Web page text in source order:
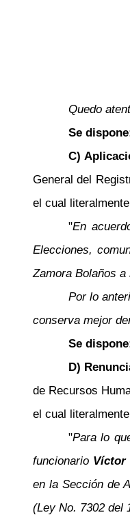
Quedo
Se
C)
General del
el cual
"En
Elecciones,
Zamora Bolaños
Por lo
conserva mejor
Se
D)
de Recursos
el cual
"Para lo
funcionario Víctor
en la Sección de
(Ley No. 7302 del